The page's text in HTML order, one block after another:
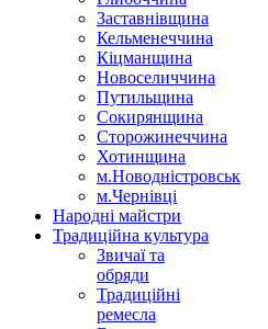
Заставнівщина
Кельменеччина
Кіцманщина
Новоселиччина
Путильщина
Сокирянщина
Сторожинеччина
Хотинщина
м.Новодністровськ
м.Чернівці
Народні майстри
Традиційна культура
Звичаї та
обряди
Традиційні
ремесла